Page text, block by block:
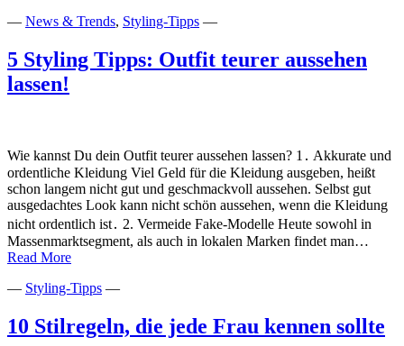
Herbst
und
— News & Trends, Styling-Tipps —
5 Styling Tipps: Outfit teurer aussehen
lassen!
Wie kannst Du dein Outfit teurer aussehen lassen? 1․ Akkurate und
ordentliche Kleidung Viel Geld für die Kleidung ausgeben, heißt
schon langem nicht gut und geschmackvoll aussehen. Selbst gut
ausgedachtes Look kann nicht schön aussehen, wenn die Kleidung
nicht ordentlich ist․ 2. Vermeide Fake-Modelle Heute sowohl in
Massenmarktsegment, als auch in lokalen Marken findet man…
Read More5
Tipps:
teurer
aussehen
— Styling-Tipps —
10 Stilregeln, die jede Frau kennen sollte